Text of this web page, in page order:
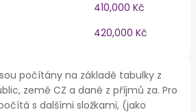
410,000 Kč
420,000 Kč
jsou počítány na základě tabulky z
země CZ a daně z příjmů za. Pro
s dalšími složkami, (jako